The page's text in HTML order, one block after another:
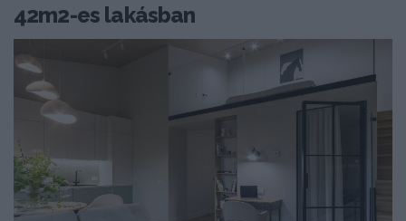
42m2-es lakásban